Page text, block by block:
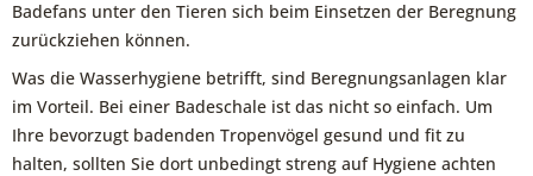
Badefans unter den Tieren sich beim Einsetzen der Beregnung
zurückziehen können.
Was die Wasserhygiene betrifft, sind Beregnungsanlagen klar
im Vorteil. Bei einer Badeschale ist das nicht so einfach. Um
Ihre bevorzugt badenden Tropenvögel gesund und fit zu
halten, sollten Sie dort unbedingt streng auf Hygiene achten